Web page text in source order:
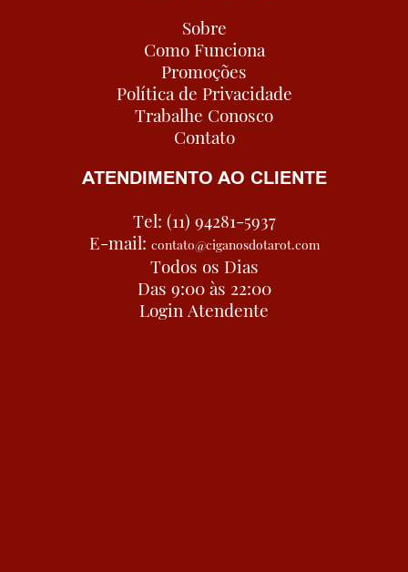
Sobre
Como Funciona
Promoções
Política de Privacidade
Trabalhe Conosco
Contato
ATENDIMENTO AO CLIENTE
Tel: (11) 94281-5937
E-mail: contato@ciganosdotarot.com
Todos os Dias
Das 9:00 às 22:00
Login Atendente